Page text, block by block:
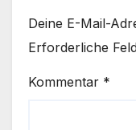
Deine E-Mail-
Erforderliche
Kommentar *